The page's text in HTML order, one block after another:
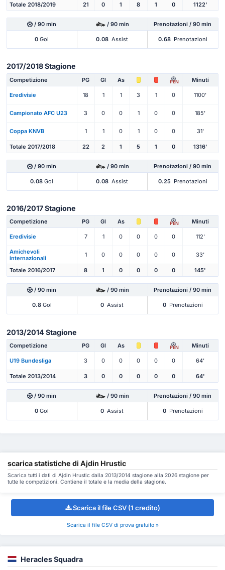
Totale 2018/2019 21 0 1 8 1 0 1122'
/ 90 min / 90 min Prenotazioni / 90 min
0 Gol 0.08 Assist 0.68 Prenotazioni
2017/2018 Stagione
Competizione PG Gl As PEN Minuti
Eredivisie 18 1 1 3 1 0 1100'
Campionato AFC U23 3 0 0 1 0 0 185'
Coppa KNVB 1 1 0 1 0 0 31'
Totale 2017/2018 22 2 1 5 1 0 1316'
/ 90 min / 90 min Prenotazioni / 90 min
0.08 Gol 0.08 Assist 0.25 Prenotazioni
2016/2017 Stagione
Competizione PG Gl As PEN Minuti
Eredivisie 7 1 0 0 0 0 112'
Amichevoli
internazionali
1 0 0 0 0 0 33'
Totale 2016/2017 8 1 0 0 0 0 145'
/ 90 min / 90 min Prenotazioni / 90 min
0.8Gol 0 Assist 0 Prenotazioni
2013/2014 Stagione
Competizione PG Gl As PEN Minuti
U19 Bundesliga 3 0 0 0 0 0 64'
Totale 2013/2014 3 0 0 0 0 0 64'
/ 90 min / 90 min Prenotazioni / 90 min
0 Gol 0 Assist 0 Prenotazioni
scarica statistiche di Ajdin Hrustic
Scarica tutti i dati di Ajdin Hrustic dalla 2013/2014 stagione alla 2026 stagione per
tutte le competizioni. Contiene il totale e la media della stagione.
Scarica il file CSV (1 credito)
Scarica il file CSV di prova gratuito »
Heracles Squadra